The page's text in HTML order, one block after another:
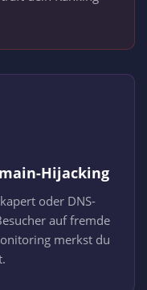
Hijacking
oder DNS-
auf fremde
merkst du